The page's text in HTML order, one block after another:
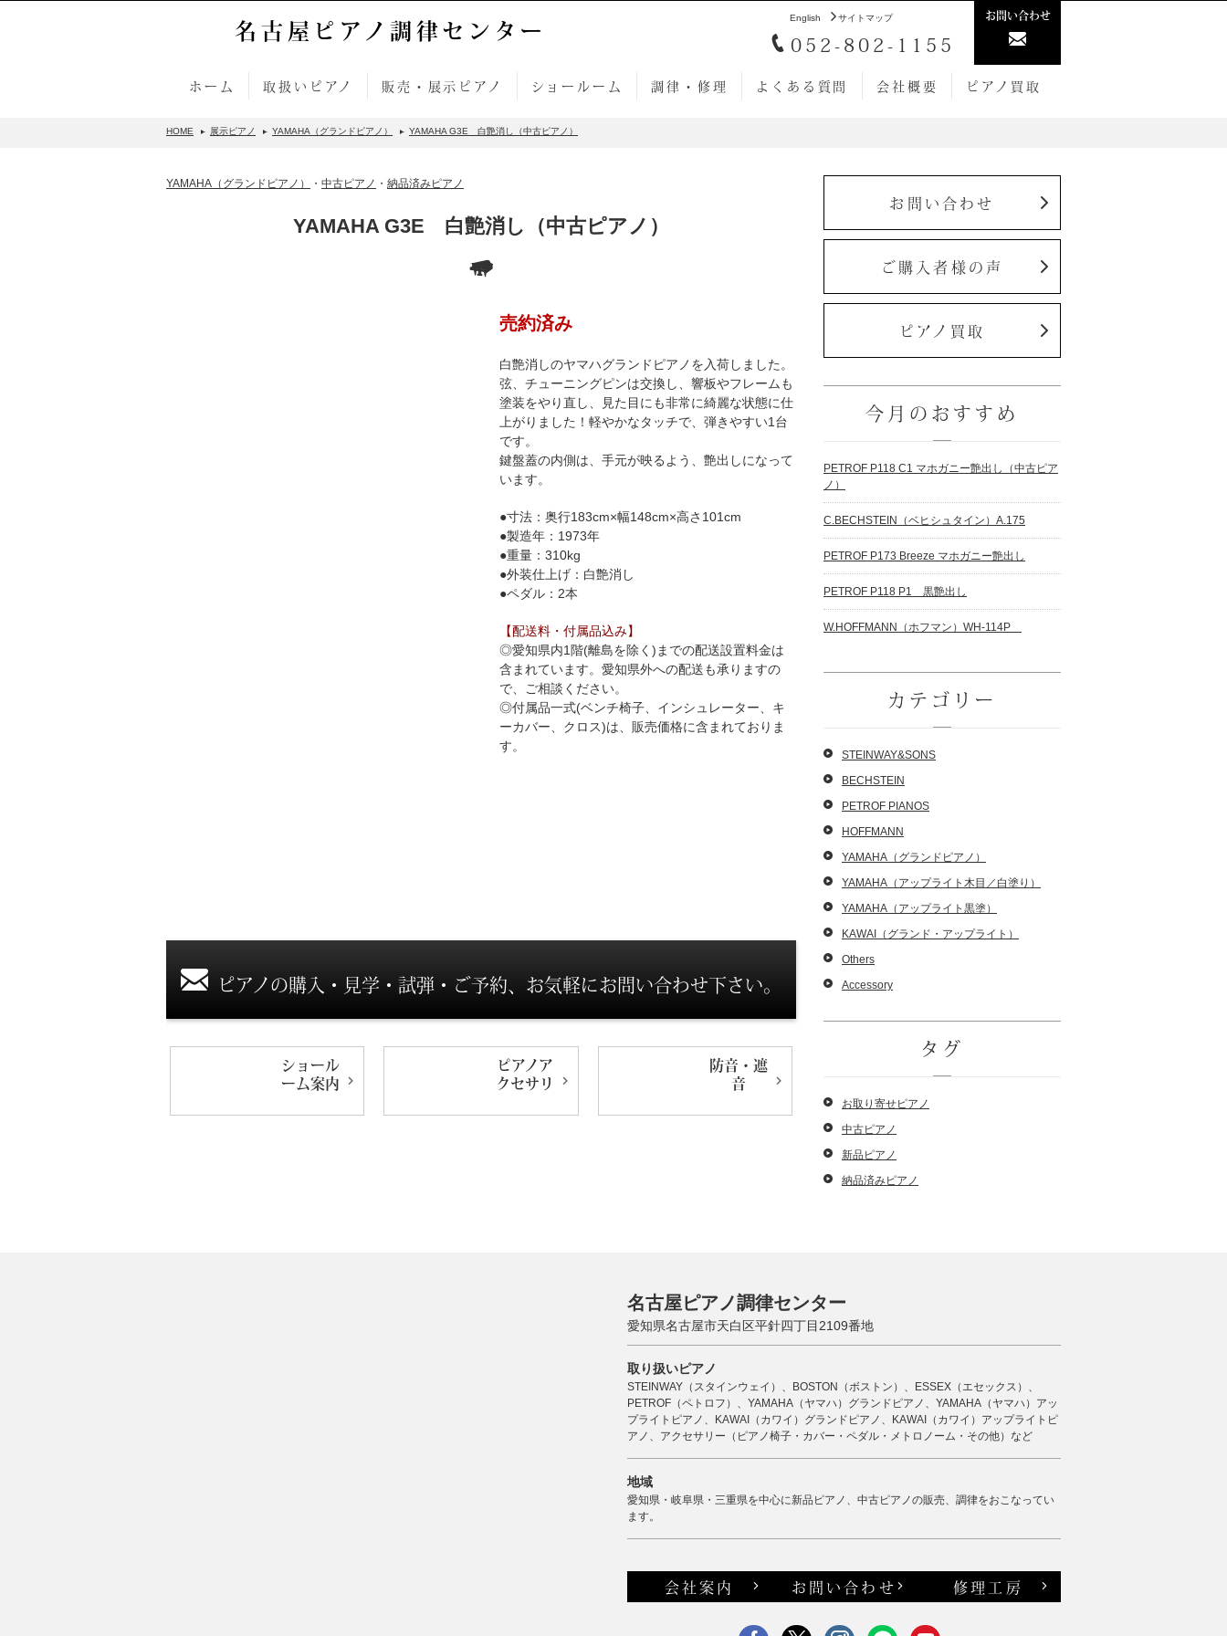
English サイトマップ
052-802-1155
お問い合わせ
名古屋ピアノ調律センター
ホーム 取扱いピアノ 販売・展示ピアノ ショールーム 調律・修理 よくある質問 会社概要 ピアノ買取
HOME 展示ピアノ YAMAHA（グランドピアノ） YAMAHA G3E 白艶消し（中古ピアノ）
YAMAHA（グランドピアノ） ・ 中古ピアノ ・ 納品済みピアノ
YAMAHA G3E 白艶消し（中古ピアノ）
売約済み
白艶消しのヤマハグランドピアノを入荷しました。
弦、チューニングピンは交換し、響板やフレームも
塗装をやり直し、見た目にも非常に綺麗な状態に仕
上がりました！軽やかなタッチで、弾きやすい1台
です。
鍵盤蓋の内側は、手元が映るよう、艶出しになって
います。
●寸法：奥行183cm×幅148cm×高さ101cm
●製造年：1973年
●重量：310kg
●外装仕上げ：白艶消し
●ペダル：2本
【配送料・付属品込み】
◎愛知県内1階(離島を除く)までの配送設置料金は
含まれています。愛知県外への配送も承りますの
で、ご相談ください。
◎付属品一式(ベンチ椅子、インシュレーター、キ
ーカバー、クロス)は、販売価格に含まれておりま
す。
ピアノの購入・見学・試弾・ご予約、お気軽にお問い合わせ下さい。
ショール
ーム案内
ピアノア
クセサリ
防音・遮
音
お問い合わせ
ご購入者様の声
ピアノ買取
今月のおすすめ
PETROF P118 C1 マホガニー艶出し（中古ピア
ノ）
C.BECHSTEIN（ベヒシュタイン）A.175
PETROF P173 Breeze マホガニー艶出し
PETROF P118 P1 黒艶出し
W.HOFFMANN（ホフマン）WH-114P
カテゴリー
STEINWAY&SONS
BECHSTEIN
PETROF PIANOS
HOFFMANN
YAMAHA（グランドピアノ）
YAMAHA（アップライト木目／白塗り）
YAMAHA（アップライト黒塗）
KAWAI（グランド・アップライト）
Others
Accessory
タグ
お取り寄せピアノ
中古ピアノ
新品ピアノ
納品済みピアノ
名古屋ピアノ調律センター
愛知県名古屋市天白区平針四丁目2109番地
取り扱いピアノ
STEINWAY（スタインウェイ）、BOSTON（ボストン）、ESSEX（エセックス）、
PETROF（ペトロフ）、YAMAHA（ヤマハ）グランドピアノ、YAMAHA（ヤマハ）アッ
プライトピアノ、KAWAI（カワイ）グランドピアノ、KAWAI（カワイ）アップライトピ
アノ、アクセサリー（ピアノ椅子・カバー・ペダル・メトロノーム・その他）など
地域
愛知県・岐阜県・三重県を中心に新品ピアノ、中古ピアノの販売、調律をおこなってい
ます。
会社案内 お問い合わせ 修理工房